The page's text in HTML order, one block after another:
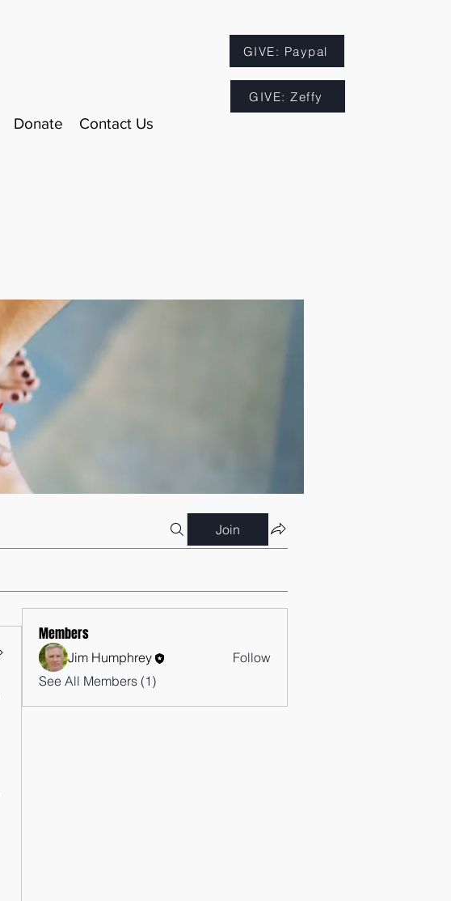
GIVE: Paypal
GIVE: Zeffy
Donate Contact Us
Join
Members
Jim Humphrey
Follow
See All Members (1)